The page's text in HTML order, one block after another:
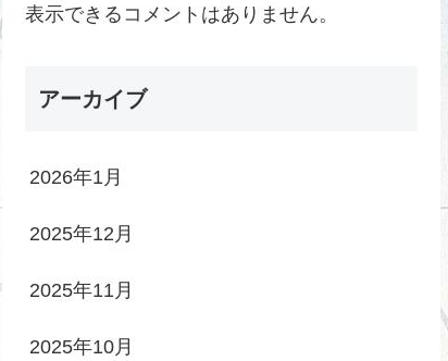
表示できるコメントはありません。
アーカイブ
2026年1月
2025年12月
2025年11月
2025年10月